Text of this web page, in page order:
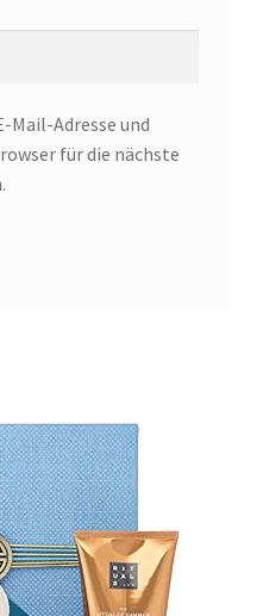
Mail-Adresse und
für die nächste